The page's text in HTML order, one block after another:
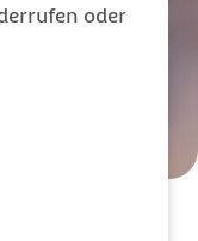
oder
für psychische